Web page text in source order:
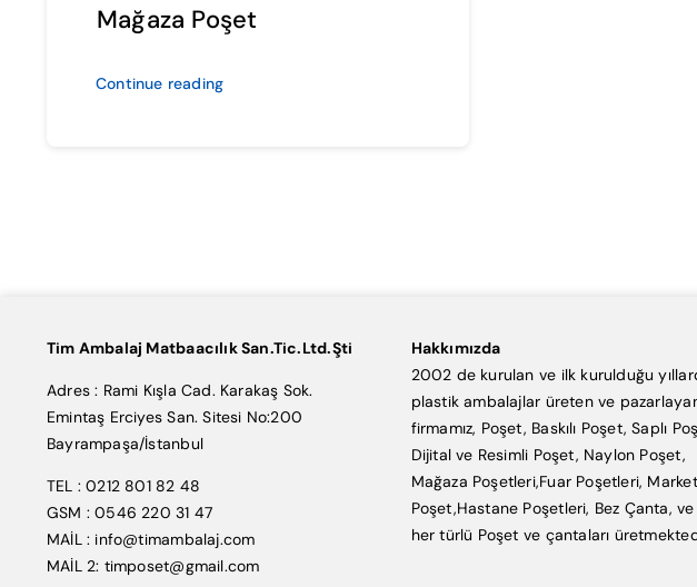
Mağaza Poşet
Continue reading
Tim Ambalaj Matbaacılık San.Tic.Ltd.Şti
Adres : Rami Kışla Cad. Karakaş Sok.
Emintaş Erciyes San. Sitesi No:200
Bayrampaşa/İstanbul
TEL : 0212 801 82 48
GSM : 0546 220 31 47
MAİL : info@timambalaj.com
MAİL 2: timposet@gmail.com
Hakkımızda
2002 de kurulan ve ilk kurulduğu
plastik ambalajlar üreten ve
firmamız, Poşet, Baskılı Poşet, Saplı
Dijital ve Resimli Poşet, Naylon Poşet,
Mağaza Poşetleri,Fuar Poşetleri, Market
Poşet,Hastane Poşetleri, Bez Çanta, ve
her türlü Poşet ve çantaları